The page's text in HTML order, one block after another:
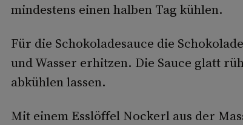
mindestens einen halben Tag kühlen.
Für die Schokoladesauce die
und Wasser erhitzen. Die Sauce glatt
abkühlen lassen.
Mit einem Esslöffel Nockerl aus der